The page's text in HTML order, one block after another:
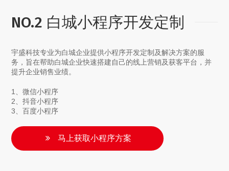
NO.2 白城小程序开发定制
宇盛科技专业为白城企业提供小程序开发定制及解决方案的服
务，旨在帮助白城企业快速搭建自己的线上营销及获客平台，并
提升企业销售业绩。
1、微信小程序
2、抖音小程序
3、百度小程序
马上获取小程序方案